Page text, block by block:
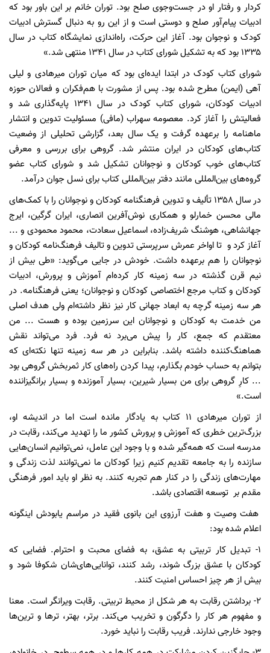
کردار و رفتار او در جست‌وجوی صلح بود. توران خانم بر این باور بود که
ادبیات پیام‌آور صلح و دوستی است و از این رو به دنبال گسترش ادبیات
کودک و نوجوان بود. آغاز این حرکت، راه‌اندازی نمایشگاه کتاب در سال
۱۳۳۵ بود که به تشکیل شورای کتاب در سال ۱۳۴۱ منتهی شد.»
شورای کتاب کودک در ابتدا ایده‌ای بود که میان توران میرهادی و لیلی
آهی (ایمن) مطرح شده بود. پس از مشورت با هم‌فکران و فعالان حوزه
ادبیات کودکان، شورای کتاب کودک در سال ۱۳۴۱ پایه‌گذاری شد و
فعالیتش را آغاز کرد. معصومه سهراب (مافی) مسئولیت تدوین و انتشار
ماهنامه را برعهده گرفت و یک سال بعد، گزارشی تحلیلی از وضعیت
کتاب‌های کودکان در ایران منتشر شد. گروهی برای بررسی و معرفی
کتاب‌های خوب کودکان و نوجوانان تشکیل شد و شورای کتاب عضو
گروه‌های بین‌المللی مانند دفتر بین‌المللی کتاب برای نسل جوان درآمد.
در سال ۱۳۵۸ تألیف و تدوین فرهنگنامه کودکان و نوجوانان را با کمک‌های
مالی محسن خمارلو و همکاری نوش‌آفرین انصاری، ایران گرگین، ایرج
جهانشاهی، هوشنگ شریف‌زاده، اسماعیل سعادت، محمود محمودی و ...
آغاز کرد و تا اواخر عمرش سرپرستی تدوین و تالیف فرهنگ‌نامه کودکان و
نوجوانان را هم برعهده داشت. خودش در جایی می‌گوید: «طی بیش از
نیم قرن گذشته در سه زمینه کار کرده‌ام آموزش و پرورش، ادبیات
کودکان و کتاب مرجع اختصاصی کودکان و نوجوانان؛ یعنی فرهنگنامه. در
هر سه زمینه گرچه به ابعاد جهانی کار نیز نظر داشته‌ام ولی هدف اصلی
من خدمت به کودکان و نوجوانان این سرزمین بوده و هست ... من
معتقدم که جمع، کار را پیش می‌برد نه فرد. فرد می‌تواند نقش
هماهنگ‌کننده داشته باشد. بنابراین در هر سه زمینه تنها نکته‌ای که
بتوانم به حساب خودم بگذارم، پیدا کردن راه‌های کار ثمربخش گروهی بود
... کارِ گروهی برای من بسیار شیرین، بسیار آموزنده و بسیار برانگیزاننده
است.»
از توران میرهادی ۱۱ کتاب به یادگار مانده است اما در اندیشه او،
بزرگ‌ترین خطری که آموزش و پرورش کشور ما را تهدید می‌کند، رقابت در
مدرسه است که همه‌گیر شده و با وجود این عامل، نمی‌توانیم انسان‌هایی
سازنده را به جامعه تقدیم کنیم زیرا کودکان ما نمی‌توانند لذت زندگی و
مهارت‌های زندگی را در کنار هم تجربه کنند. به نظر او باید امور فرهنگی
مقدم بر توسعه اقتصادی باشد.
هفت وصیت و هفت آرزوی این بانوی فقید در مراسم یابودش اینگونه
اعلام شده بود:
۱- تبدیل کار تربیتی به عشق، به فضای محبت و احترام. فضایی که
کودکان با عشق بزرگ شوند، رشد کنند، توانایی‌های‌شان شکوفا شود و
بیش از هر چیز احساس امنیت کنند.
۲- برداشتن رقابت به هر شکل از محیط تربیتی. رقابت ویرانگر است. معنا
و مفهوم هر کار را دگرگون و تخریب می‌کند. برتر، بهتر، ترها و ترین‌ها
وجود خارجی ندارند. فریب رقابت را نباید خورد.